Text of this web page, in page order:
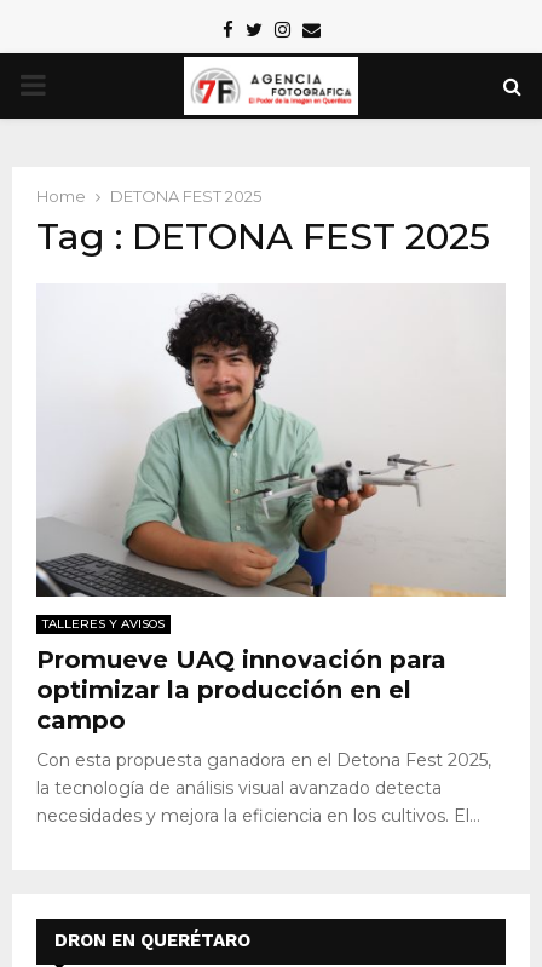
Facebook
TwitterInstagram
Email
PRIMARY
Home DETONA FEST 2025
Tag : DETONA FEST 2025
TALLERES Y AVISOS
Promueve UAQ innovación para
optimizar la producción en el
campo
Con esta propuesta ganadora en el Detona Fest 2025,
la tecnología de análisis visual avanzado detecta
necesidades y mejora la eficiencia en los cultivos. El...
DRON EN QUERÉTARO